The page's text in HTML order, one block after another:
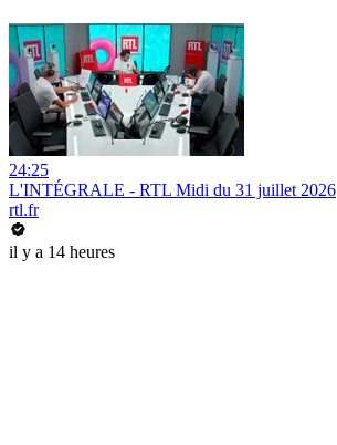
24:25
L'INTÉGRALE - RTL Midi du 31 juillet 2026
rtl.fr
il y a 14 heures